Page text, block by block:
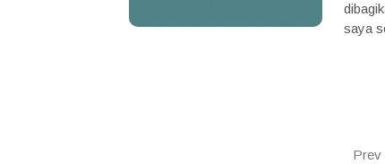
saya
Prev